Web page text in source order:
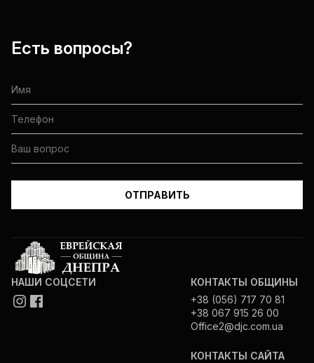
Есть вопросы?
НАШИ СОЦСЕТИ
КОНТАКТЫ ОБЩИНЫ
+38 (056) 717 70 81
+38 067 915 26 00
Office2@djc.com.ua
КОНТАКТЫ САЙТА